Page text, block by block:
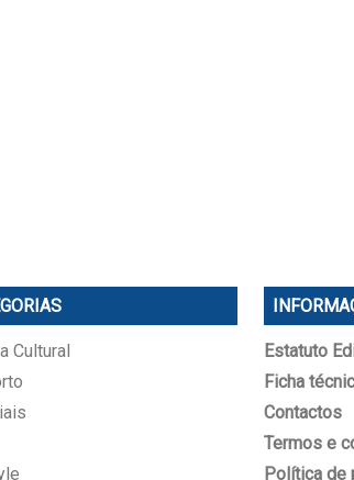
Cultural
Estatuto
Ficha
Contactos
Termos e
Política de